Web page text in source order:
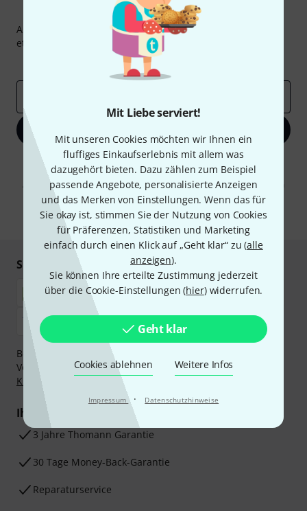
Mit Liebe serviert!
Mit unseren Cookies möchten wir Ihnen ein
fluffiges Einkaufserlebnis mit allem was
dazugehört bieten. Dazu zählen zum Beispiel
passende Angebote, personalisierte Anzeigen
und das Merken von Einstellungen. Wenn das für
Sie okay ist, stimmen Sie der Nutzung von Cookies
für Präferenzen, Statistiken und Marketing
einfach durch einen Klick auf „Geht klar“ zu (alle
anzeigen).
Sie können Ihre erteilte Zustimmung jederzeit
über die Cookie-Einstellungen (hier) widerrufen.
Geht klar
Cookies ablehnen Weitere Infos
Impressum · Datenschutzhinweise
Thomann Newsletter
Abonniere den Thomann Newsletter und gewinne mit
etwas Glück einen von
50 Gutscheinen
Inspirierende Beiträge
Mit Klick auf „Jetzt anmelden“ stimmen Sie dem Erhalt von E-Mail-
Werbung und einer Messung des E-Mail-Nutzungsverhaltens zu. Die
Abmeldung ist jederzeit möglich. Weitere Informationen finden Sie in
unserenDatenschutzhinweisen.
* Pflichtfeld
Sicher einkaufen & bezahlen
Bezahlen Sie vertraulich und sicher per Nachnahme,
Vorkasse, PayPal, Amazon Pay,
Klarna Sofort bezahlen
Klarna Ratenzahlung
oder Kreditkarte.
Ihre Vorteile
3 Jahre Thomann Garantie
30 Tage Money-Back-Garantie
Reparaturservice